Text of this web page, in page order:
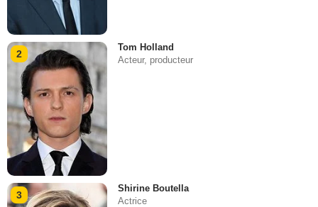
2
Tom Holland
Acteur, producteur
3
Shirine Boutella
Actrice